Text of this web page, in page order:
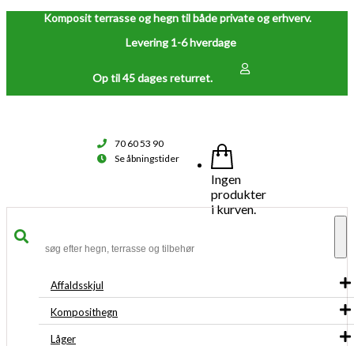
Komposit terrasse og hegn til både private og erhverv.
Levering 1-6 hverdage
Op til 45 dages returret.
70 60 53 90
Se åbningstider
Ingen
produkter
i kurven.
Affaldsskjul
Komposithegn
Låger